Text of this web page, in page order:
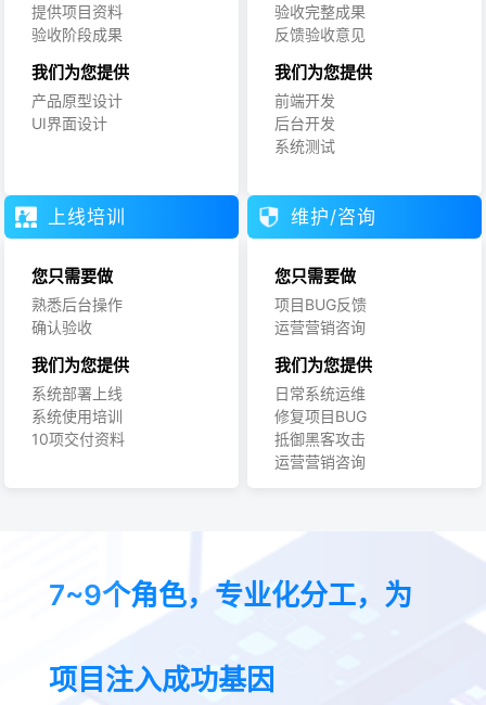
提供项目资料
验收阶段成果
我们为您提供
产品原型设计
UI界面设计
验收完整成果
反馈验收意见
我们为您提供
前端开发
后台开发
系统测试
上线培训
您只需要做
熟悉后台操作
确认验收
我们为您提供
系统部署上线
系统使用培训
10项交付资料
维护/咨询
您只需要做
项目BUG反馈
运营营销咨询
我们为您提供
日常系统运维
修复项目BUG
抵御黑客攻击
运营营销咨询
7~9个角色，专业化分工，为
项目注入成功基因